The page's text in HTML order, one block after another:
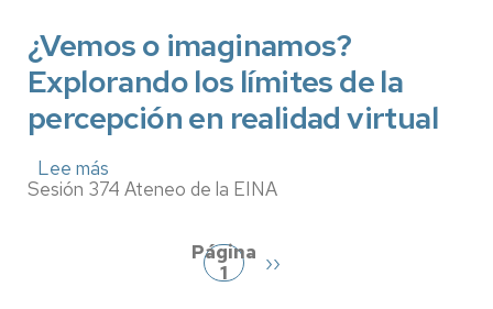
de
potencia
para
un
mundo
más
¿Vemos o imaginamos?
Explorando los límites de la
percepción en realidad virtual
Lee más
¿Vemos
Explorando
Sesión 374 Ateneo de la EINA
Página
1
Siguiente
››